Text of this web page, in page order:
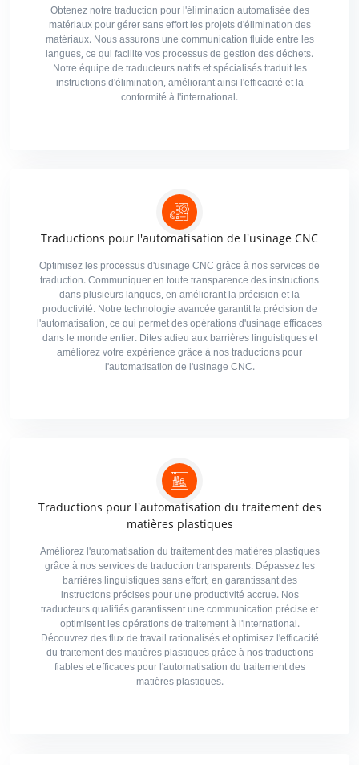
Obtenez notre traduction pour l'élimination automatisée des
matériaux pour gérer sans effort les projets d'élimination des
matériaux. Nous assurons une communication fluide entre les
langues, ce qui facilite vos processus de gestion des déchets.
Notre équipe de traducteurs natifs et spécialisés traduit les
instructions d'élimination, améliorant ainsi l'efficacité et la
conformité à l'international.
Traductions pour l'automatisation de l'usinage CNC
Optimisez les processus d'usinage CNC grâce à nos services de
traduction. Communiquer en toute transparence des instructions
dans plusieurs langues, en améliorant la précision et la
productivité. Notre technologie avancée garantit la précision de
l'automatisation, ce qui permet des opérations d'usinage efficaces
dans le monde entier. Dites adieu aux barrières linguistiques et
améliorez votre expérience grâce à nos traductions pour
l'automatisation de l'usinage CNC.
Traductions pour l'automatisation du traitement des
matières plastiques
Améliorez l'automatisation du traitement des matières plastiques
grâce à nos services de traduction transparents. Dépassez les
barrières linguistiques sans effort, en garantissant des
instructions précises pour une productivité accrue. Nos
traducteurs qualifiés garantissent une communication précise et
optimisent les opérations de traitement à l'international.
Découvrez des flux de travail rationalisés et optimisez l'efficacité
du traitement des matières plastiques grâce à nos traductions
fiables et efficaces pour l'automatisation du traitement des
matières plastiques.